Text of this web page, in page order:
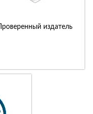
Проверенный издатель